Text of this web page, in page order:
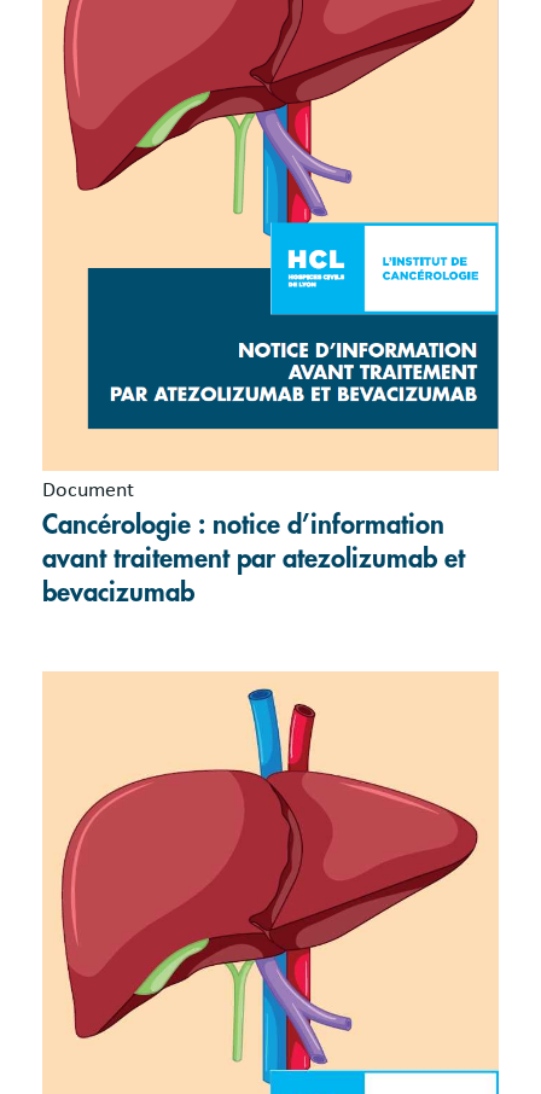
Document
Cancérologie : notice d’information
avant traitement par atezolizumab et
bevacizumab